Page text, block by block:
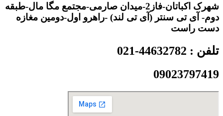
شهرک اکباتان-فاز2-میدان صارمی-مجتمع مگا مال-طبقه
دوم- آی تی سنتر (آی تی لند) -راهرو اول-دومین مغازه
دست راست
تلفن : 44632782-021
09023797419